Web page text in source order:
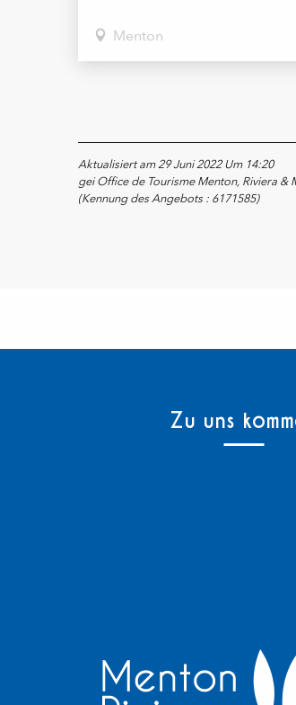
Menton
Aktualisiert am 29 Juni 2022 Um 14:20
gei Office de Tourisme Menton, Riviera &
(Kennung des Angebots : 6171585)
Zu uns